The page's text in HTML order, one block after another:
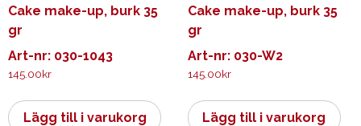
Cake make-up, burk 35
gr
Art-nr: 030-1043
145.00kr
Lägg till i varukorg
Cake make-up, burk 35
gr
Art-nr: 030-W2
145.00kr
Lägg till i varukorg